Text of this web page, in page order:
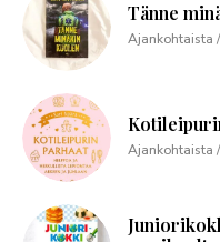
Tänne
Ajankohtaista
Ajankohtaista